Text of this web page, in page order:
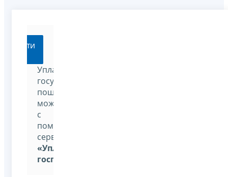
Перейти
Уплатить
государственную
пошлину
можно
с
помощью
сервиса
«Уплата
госпошлины»